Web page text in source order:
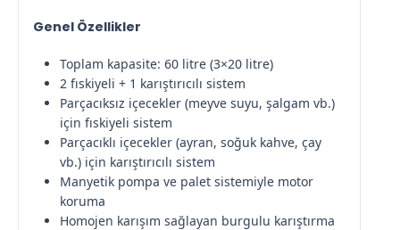
Genel Özellikler
Toplam kapasite: 60 litre (3×20 litre)
2 fıskiyeli + 1 karıştırıcılı sistem
Parçacıksız içecekler (meyve suyu, şalgam vb.)
için fıskiyeli sistem
Parçacıklı içecekler (ayran, soğuk kahve, çay
vb.) için karıştırıcılı sistem
Manyetik pompa ve palet sistemiyle motor
koruma
Homojen karışım sağlayan burgulu karıştırma